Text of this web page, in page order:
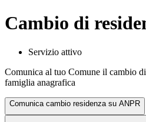
Cambio di
Servizio attivo
Comunica al tuo Comune il cambio
famiglia anagrafica
Comunica cambio residenza su ANPR